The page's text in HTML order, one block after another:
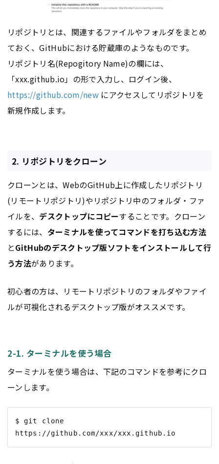
リポジトリとは、関連するファイルやフォルダをまとめ
ておく、GitHubにおける貯蔵庫のようなものです。
リポジトリ名(Repogitory Name)の欄には、
「xxx.github.io」の形で入力し、ログイン後、
https://github.com/new にアクセスしてリポジトリを
新規作成します。
2. リポジトリをクローン
クローンとは、WebのGitHub上に作成したリポジトリ
(リモートリポジトリ)やリポジトリ中のフォルダ・ファ
イルを、 デスクトップにコピーすることです。クローン
するには、 ターミナルを使ってコマンドを打ち込む方法
とGitHubのデスクトップ版ソフトをインストールして行
う方法があります。
初心者の方は、リモートリポジトリのフォルダやファイ
ルが可視化されるデスクトップ版がオススメです。
2-1. ターミナルを使う場合
ターミナルを使う場合は、下記のコマンドを参考にクロ
ーンします。
$ git clone